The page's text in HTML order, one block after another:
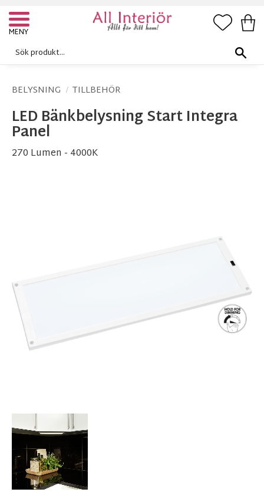
Meny
BELYSNING TILLBEHÖR
LED Bänkbelysning Start Integra
Panel
270 Lumen - 4000K